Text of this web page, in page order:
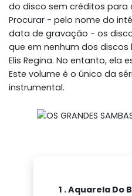
do disco sem créditos para
Procurar - pelo nome do
data de gravação - os
que em nenhum dos
Elis Regina. No entanto, ela
Este volume é o único da
instrumental.
1 . Aquarela Do